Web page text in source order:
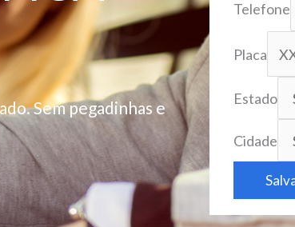
Sem pegadinhas e
Telefone
Placa
Estado
Cidade